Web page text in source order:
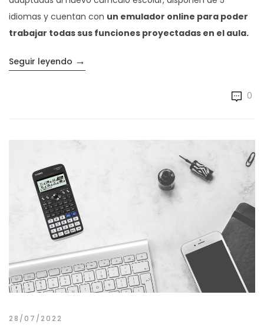
idiomas y cuentan con un emulador online para poder
trabajar todas sus funciones proyectadas en el aula.
Seguir leyendo «Descubre las nuevas calculadoras
→
0
28/07/2022